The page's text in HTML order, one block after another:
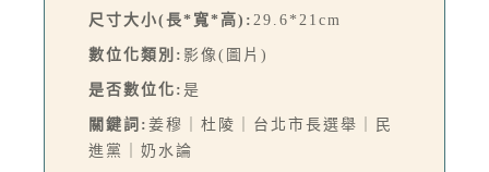
尺寸大小(長*寬*高): 29.6*21cm
數位化類別: 影像(圖片)
是否數位化: 是
關鍵詞: 姜穆｜杜陵｜台北市長選舉｜民
進黨｜奶水論